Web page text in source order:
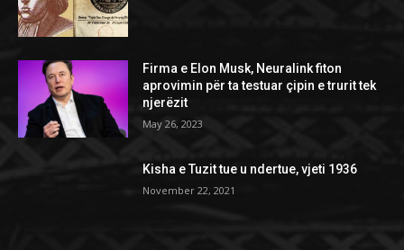
Firma e Elon Musk, Neuralink fiton
aprovimin për ta testuar çipin e trurit tek
njerëzit
May 26, 2023
Kisha e Tuzit tue u ndertue, vjeti 1936
November 22, 2021